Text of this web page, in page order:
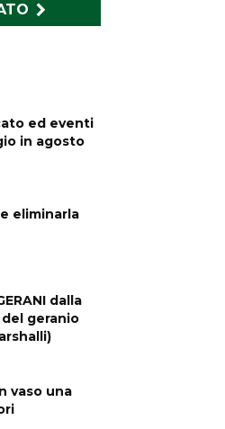
ed eventi
in agosto
eliminarla
dalla
del geranio
vaso una